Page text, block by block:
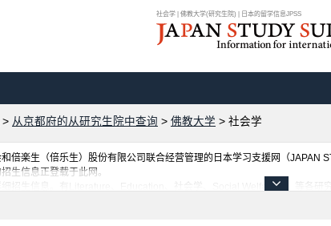
社会学 | 佛教大学(研究生院) | 日本的留学信息JPSS
> 从京都府的从研究生院中查询 > 佛教大学 > 社会学
倍楽生（倍乐生）股份有限公司联合经营管理的日本学习支援网（JAPAN
生信息正登载于此网。
细招生信息。有Literature、Education、社会学、Social Welfare 等各研